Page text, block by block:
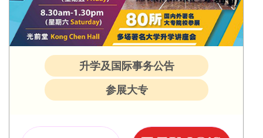
升学及国际事务公告
参展大专